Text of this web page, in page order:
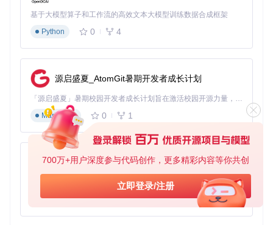
700万+用户深度参与代码创作，更多精彩内容等你共创
立即登录/注册
基于大模型算子和工作流的高效文本大模型训练数据合成框架
Python
0 4
源启盛夏_AtomGit暑期开发者成长计划
「源启盛夏」暑期校园开发者成长计划旨在激活校园开源力量，通过积分激励、认证扶持、资源倾斜等形式，引导高校组织和开发者完成「入驻 — 建项目 — 做贡献 — 获认证 — 得资源」的完整闭环。无论你是想带领社团入驻平台的组织者，还是希望用代码贡献证明自己的开发者，都能在这里找到属于你的成长路径。
Markdown
0 1
py-xiaozhi
基于Python的Xiaozhi AI，适用于想要完整Xiaozhi体验而无需拥有专用硬件的用户。
Python
0 1